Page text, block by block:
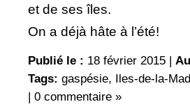
et de ses îles.
On a déjà hâte à l’été!
Publié le : 18 février 2015 |
Tags: gaspésie, Iles-de-la-
| 0 commentaire »